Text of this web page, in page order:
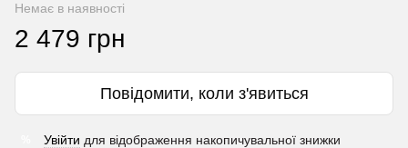
Немає в наявності
2 479 грн
Повідомити, коли з'явиться
Увійти для відображення накопичувальної знижки